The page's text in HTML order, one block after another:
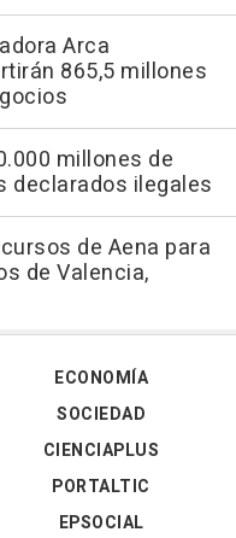
Arca
865,5 millones
millones de
declarados ilegales
de Aena para
de Valencia,
ECONOMÍA
SOCIEDAD
CIENCIAPLUS
PORTALTIC
EPSOCIAL